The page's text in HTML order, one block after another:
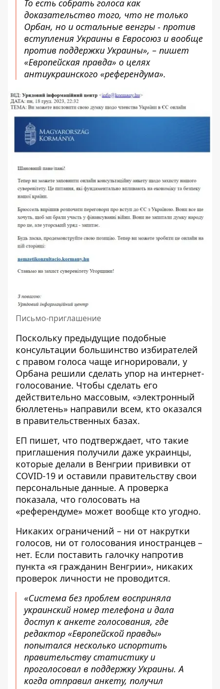
То есть собрать голоса как
доказательство того, что не только
Орбан, но и остальные венгры - против
вступления Украины в Евросоюз и вообще
против поддержки Украины», – пишет
«Европейская правда» о целях
антиукраинского «референдума».
Письмо-приглашение
Поскольку предыдущие подобные
консультации большинство избирателей
с правом голоса чаще игнорировали, у
Орбана решили сделать упор на интернет-
голосование. Чтобы сделать его
действительно массовым, «электронный
бюллетень» направили всем, кто оказался
в правительственных базах.
ЕП пишет, что подтверждает, что такие
приглашения получили даже украинцы,
которые делали в Венгрии прививки от
COVID-19 и оставили правительству свои
персональные данные. А проверка
показала, что голосовать на
«референдуме» может вообще кто угодно.
Никаких ограничений – ни от накрутки
голосов, ни от голосования иностранцев –
нет. Если поставить галочку напротив
пункта «я гражданин Венгрии», никаких
проверок личности не проводится.
«Система без проблем восприняла
украинский номер телефона и дала
доступ к анкете голосования, где
редактор «Европейской правды»
попытался несколько испортить
правительству статистику и
проголосовал в поддержку Украины. А
когда отправил анкету, получил